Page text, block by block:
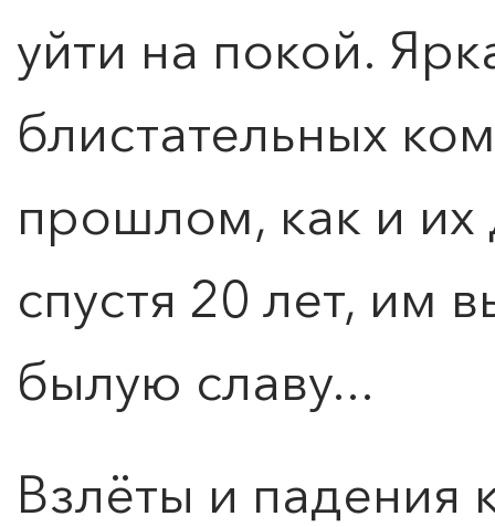
уйти на покой.
блистательных
прошлом, как и
спустя 20 лет, им
былую славу...
Взлёты и падения